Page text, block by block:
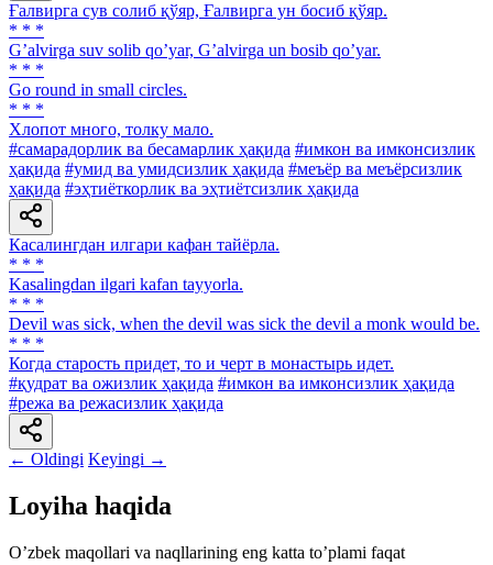
Ғалвирга сув солиб қўяр, Ғалвирга ун босиб қўяр.
* * *
Gʼalvirga suv solib qoʼyar, Gʼalvirga un bosib qoʼyar.
* * *
Go round in small circles.
* * *
Хлопот много, толку мало.
#самарадорлик ва бесамарлик ҳақида #имкон ва имконсизлик
ҳақида #умид ва умидсизлик ҳақида #меъёр ва меъёрсизлик
ҳақида #эҳтиёткорлик ва эҳтиётсизлик ҳақида
Касалингдан илгари кафан тайёрла.
* * *
Kasalingdan ilgari kafan tayyorla.
* * *
Devil was sick, when the devil was sick the devil a monk would be.
* * *
Когда старость придет, то и черт в монастырь идет.
#қудрат ва ожизлик ҳақида #имкон ва имконсизлик ҳақида
#режа ва режасизлик ҳақида
← Oldingi Keyingi →
Loyiha haqida
Oʼzbek maqollari va naqllarining eng katta toʼplami faqat